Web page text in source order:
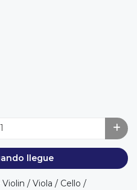
llegue
/ Viola / Cello /